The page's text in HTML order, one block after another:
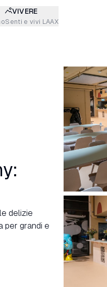
VIVERE
Senti e vivi LAAX
delizie
per grandi e